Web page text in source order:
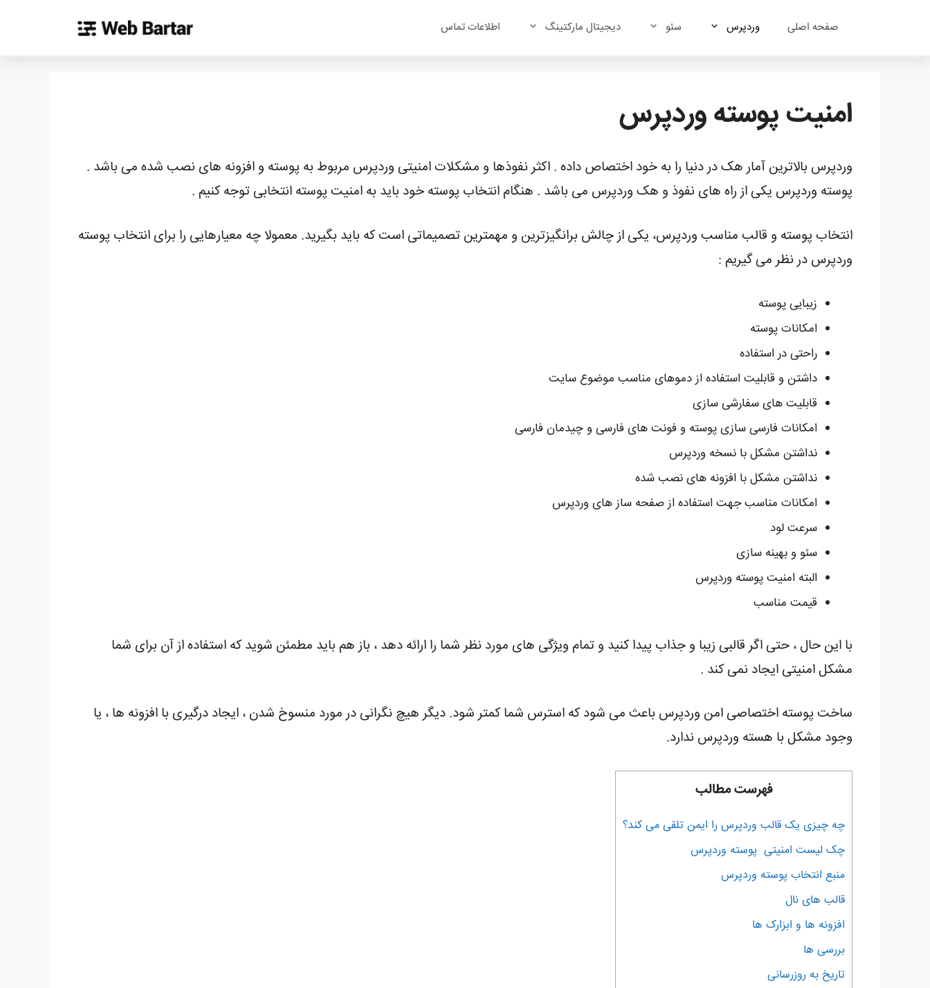
صفحه اصلی وردپرس سئو دیجیتال مارکتینگ اطلاعات تماس
امنیت پوسته وردپرس
وردپرس بالاترین آمار هک در دنیا را به خود اختصاص داده . اکثر نفوذها و مشکلات امنیتی وردپرس مربوط به پوسته و افزونه های نصب شده می باشد .
پوسته وردپرس یکی از راه های نفوذ و هک وردپرس می باشد . هنگام انتخاب پوسته خود باید به امنیت پوسته انتخابی توجه کنیم .
انتخاب پوسته و قالب مناسب وردپرس، یکی از چالش برانگیزترین و مهمترین تصمیماتی است که باید بگیرید. معمولا چه معیارهایی را برای انتخاب پوسته
وردپرس در نظر می گیریم :
زیبایی پوسته
امکانات پوسته
راحتی در استفاده
داشتن و قابلیت استفاده از دموهای مناسب موضوع سایت
قابلیت های سفارشی سازی
امکانات فارسی سازی پوسته و فونت های فارسی و چیدمان فارسی
نداشتن مشکل با نسخه وردپرس
نداشتن مشکل با افزونه های نصب شده
امکانات مناسب جهت استفاده از صفحه ساز های وردپرس
سرعت لود
سئو و بهینه سازی
البته امنیت پوسته وردپرس
قیمت مناسب
با این حال ، حتی اگر قالبی زیبا و جذاب پیدا کنید و تمام ویژگی های مورد نظر شما را ارائه دهد ، باز هم باید مطمئن شوید که استفاده از آن برای شما
مشکل امنیتی ایجاد نمی کند .
ساخت پوسته اختصاصی امن وردپرس باعث می شود که استرس شما کمتر شود. دیگر هیچ نگرانی در مورد منسوخ شدن ، ایجاد درگیری با افزونه ها ، یا
وجود مشکل با هسته وردپرس ندارد.
فهرست مطالب
چه چیزی یک قالب وردپرس را ایمن تلقی می کند؟
چک لیست امنیتی پوسته وردپرس
منبع انتخاب پوسته وردپرس
قالب های نال
افزونه ها و ابزارک ها
بررسی ها
تاریخ به روزرسانی